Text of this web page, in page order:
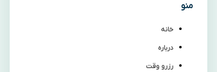
منو
خانه
درباره
رزرو وقت